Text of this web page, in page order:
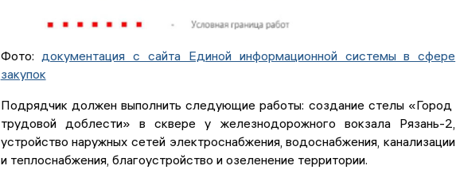
Фото:документация с сайта Единой информационной системы в сфере
закупок
Подрядчик должен выполнить следующие работы: создание стелы «Город
трудовой доблести» в сквере у железнодорожного вокзала Рязань-2,
устройство наружных сетей электроснабжения, водоснабжения, канализации
и теплоснабжения, благоустройство и озеленение территории.